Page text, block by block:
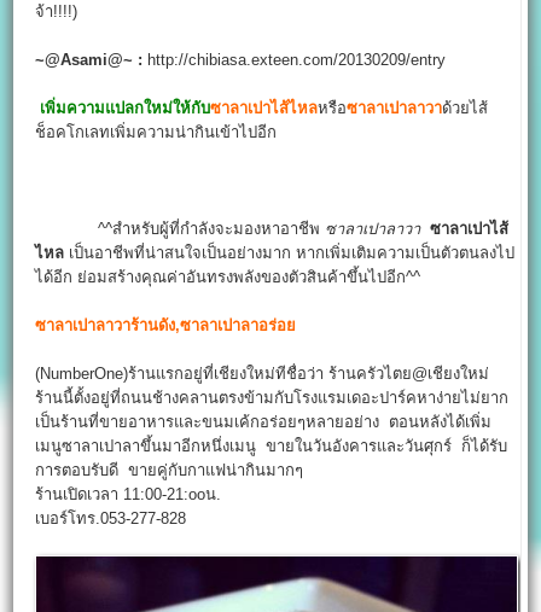
จ้า!!!!)
~@Asami@~ : http://chibiasa.exteen.com/20130209/entry
เพิ่มความแปลกใหม่ให้กับซาลาเปาไส้ไหลหรือซาลาเปาลาวาด้วยไส้
ช็อคโกเลทเพิ่มความน่ากินเข้าไปอีก
^^สำหรับผู้ที่กำลังจะมองหาอาชีพ ซาลาเปาลาวา ซาลาเปาไส้
ไหล เป็นอาชีพที่น่าสนใจเป็นอย่างมาก หากเพิ่มเติมความเป็นตัวตนลงไป
ได้อีก ย่อมสร้างคุณค่าอันทรงพลังของตัวสินค้าขึ้นไปอีก^^
ซาลาเปาลาวาร้านดัง,ซาลาเปาลาอร่อย
(NumberOne)ร้านแรกอยู่ที่เชียงใหม่ทีชื่อว่า ร้านครัวไตย@เชียงใหม่
ร้านนี้ตั้งอยู่ที่ถนนช้างคลานตรงข้ามกับโรงแรมเดอะปาร์คหาง่ายไม่ยาก
เป็นร้านที่ขายอาหารและขนมเค้กอร่อยๆหลายอย่าง ตอนหลังได้เพิ่ม
เมนูซาลาเปาลาขึ้นมาอีกหนึ่งเมนู ขายในวันอังคารและวันศุกร์ ก็ได้รับ
การตอบรับดี ขายคู่กับกาแฟน่ากินมากๆ
ร้านเปิดเวลา 11:00-21:ooน.
เบอร์โทร.053-277-828